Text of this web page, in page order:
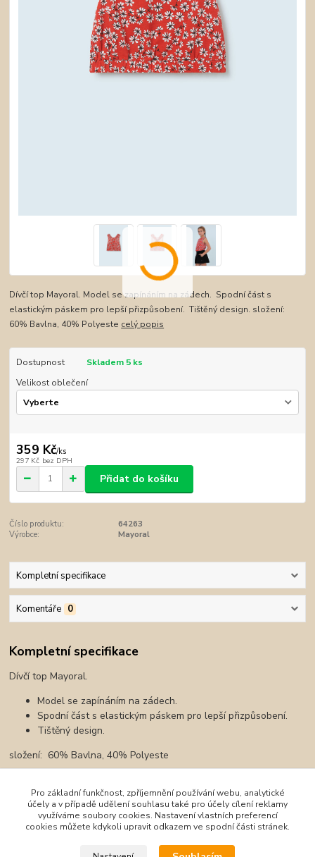
Dívčí top Mayoral. Model se zapínáním na zádech. Spodní část s
elastickým páskem pro lepší přizpůsobení. Tištěný design. složení:
60% Bavlna, 40% Polyeste celý popis
Dostupnost
Skladem 5 ks
Velikost oblečení
359 Kč/ks
297 Kč bez DPH
Přidat do košíku
Číslo produktu:
64263
Výrobce:
Mayoral
Kompletní specifikace
Komentáře 0
Kompletní specifikace
Dívčí top Mayoral.
Model se zapínáním na zádech.
Spodní část s elastickým páskem pro lepší přizpůsobení.
Tištěný design.
složení: 60% Bavlna, 40% Polyeste
Zboží zařazeno v kategoriích
Pro základní funkčnost, zpříjemnění používání webu, analytické
účely a v případě udělení souhlasu také pro účely cílení reklamy
využíváme soubory cookies. Nastavení vlastních preferencí
cookies můžete kdykoli upravit odkazem ve spodní části stránek.